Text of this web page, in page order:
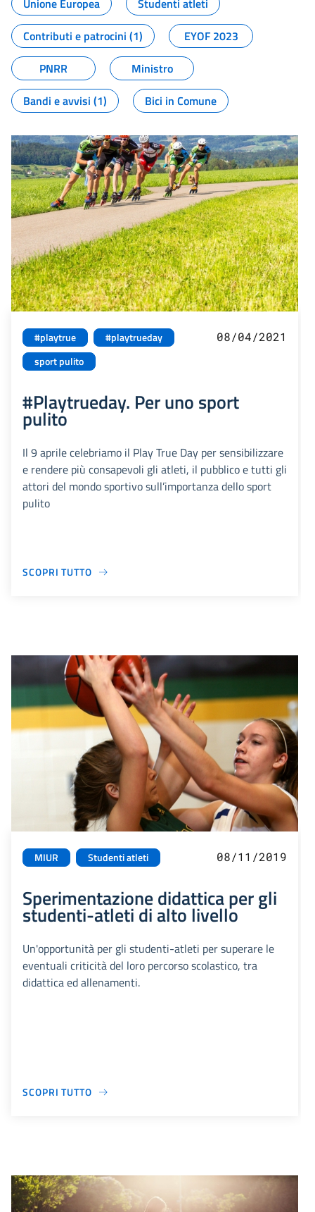
Unione Europea
Studenti atleti
Contributi e patrocini (1)
EYOF 2023
PNRR
Ministro
Bandi e avvisi (1)
Bici in Comune
#playtrue
#playtrueday
sport pulito
08/04/2021
#Playtrueday. Per uno sport
pulito
Il 9 aprile celebriamo il Play True Day per sensibilizzare
e rendere più consapevoli gli atleti, il pubblico e tutti gli
attori del mondo sportivo sull’importanza dello sport
pulito
SCOPRI TUTTO
MIUR Studenti atleti 08/11/2019
Sperimentazione didattica per gli
studenti-atleti di alto livello
Un'opportunità per gli studenti-atleti per superare le
eventuali criticità del loro percorso scolastico, tra
didattica ed allenamenti.
SCOPRI TUTTO